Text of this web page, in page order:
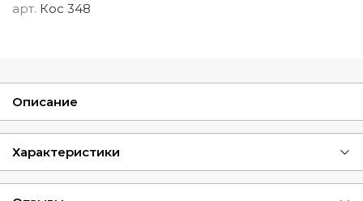
арт. Кос 348
Описание
Характеристики